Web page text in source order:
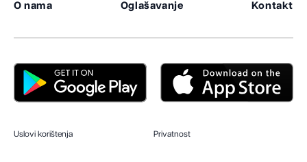
O nama Oglašavanje Kontakt
Uslovi korištenja Privatnost